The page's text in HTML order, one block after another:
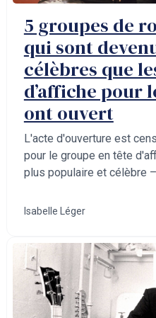
5 groupes de
qui sont
célèbres que
d’affiche pour
ont ouvert
L'acte d'ouverture est
pour le groupe en tête
plus populaire et célèbre
Isabelle Léger